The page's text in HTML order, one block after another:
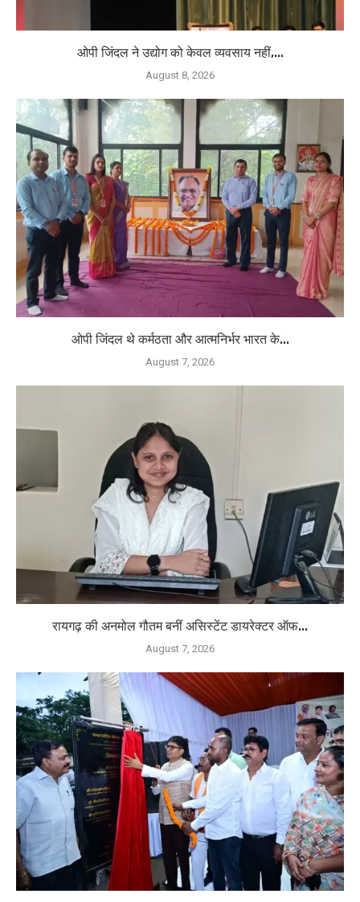
ओपी जिंदल ने उद्योग को केवल व्यवसाय नहीं,...
August 8, 2026
ओपी जिंदल थे कर्मठता और आत्मनिर्भर भारत के...
August 7, 2026
रायगढ़ की अनमोल गौतम बनीं असिस्टेंट डायरेक्टर ऑफ...
August 7, 2026